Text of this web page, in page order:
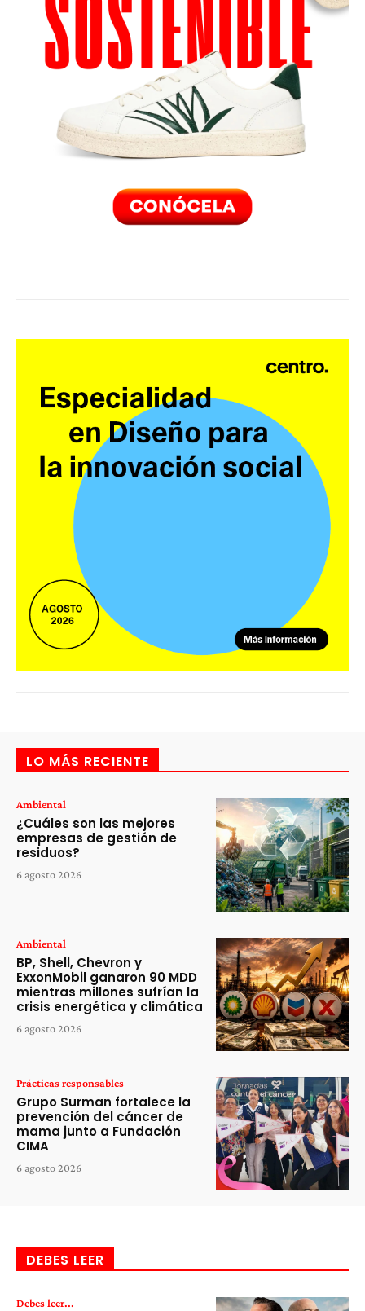
LO MÁS RECIENTE
Ambiental
¿Cuáles son las mejores
empresas de gestión de
residuos?
6 agosto 2026
Ambiental
BP, Shell, Chevron y
ExxonMobil ganaron 90 MDD
mientras millones sufrían la
crisis energética y climática
6 agosto 2026
Prácticas responsables
Grupo Surman fortalece la
prevención del cáncer de
mama junto a Fundación
CIMA
6 agosto 2026
DEBES LEER
Debes leer...